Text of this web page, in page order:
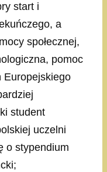
start i
a
społecznej,
pomoc
Europejskiego
student
uczelni
o stypendium